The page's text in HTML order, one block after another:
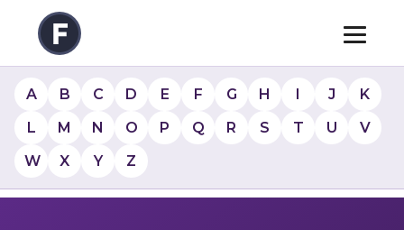
A B C D E F G H I J
K
L
M N O P Q R S T U
V
W
X Y Z